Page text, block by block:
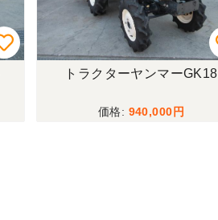
トラクターヤンマーGK18
940,000